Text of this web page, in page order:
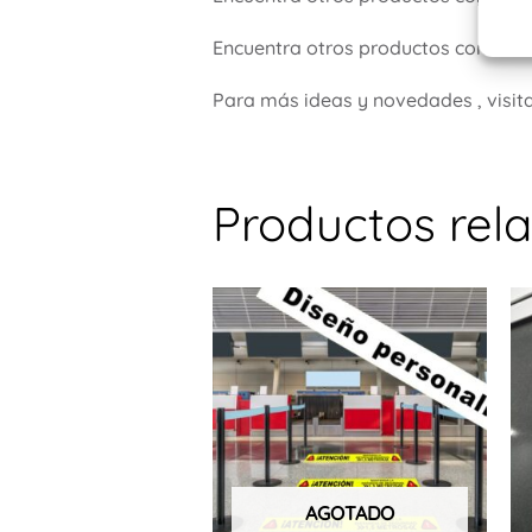
Encuentra otros productos como
Para más ideas y novedades ,
Productos
AGOTADO
Este
tiene
Las